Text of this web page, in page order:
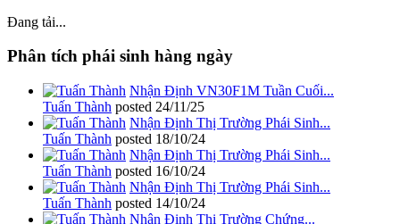
Đang tải...
Phân tích phái sinh hàng ngày
Nhận Định VN30F1M Tuần Cuối...
Tuấn Thành posted 24/11/25
Nhận Định Thị Trường Phái Sinh...
Tuấn Thành posted 18/10/24
Nhận Định Thị Trường Phái Sinh...
Tuấn Thành posted 16/10/24
Nhận Định Thị Trường Phái Sinh...
Tuấn Thành posted 14/10/24
Nhận Định Thị Trường Chứng...